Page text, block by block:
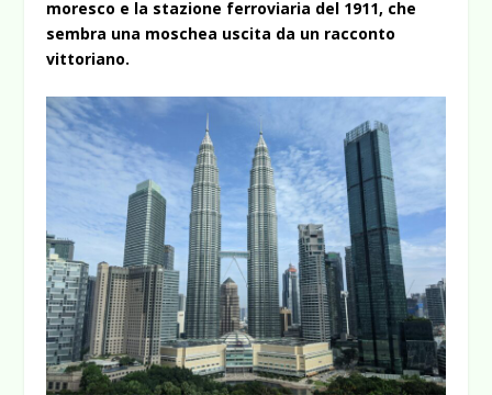
moresco e la stazione ferroviaria del 1911, che
sembra una moschea uscita da un racconto
vittoriano.